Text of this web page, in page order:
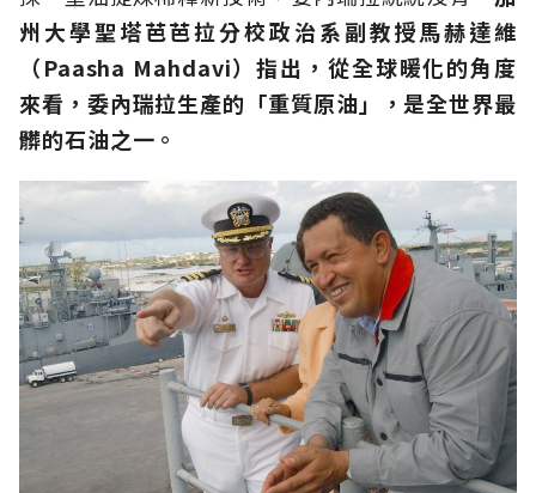
州大學聖塔芭芭拉分校政治系副教授馬赫達維
（Paasha Mahdavi）指出，從全球暖化的角度
來看，委內瑞拉生產的「重質原油」，是全世界最
髒的石油之一。